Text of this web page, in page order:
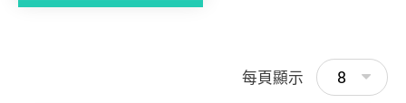
每頁顯示 8